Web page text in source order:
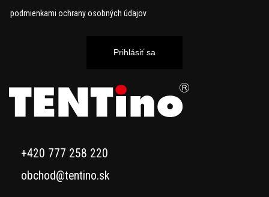
podmienkami ochrany osobných údajov
Prihlásiť sa
+420 777 258 220
obchod@tentino.sk